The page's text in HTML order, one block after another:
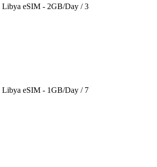
eSIM - 2GB/Day / 3
eSIM - 1GB/Day / 7